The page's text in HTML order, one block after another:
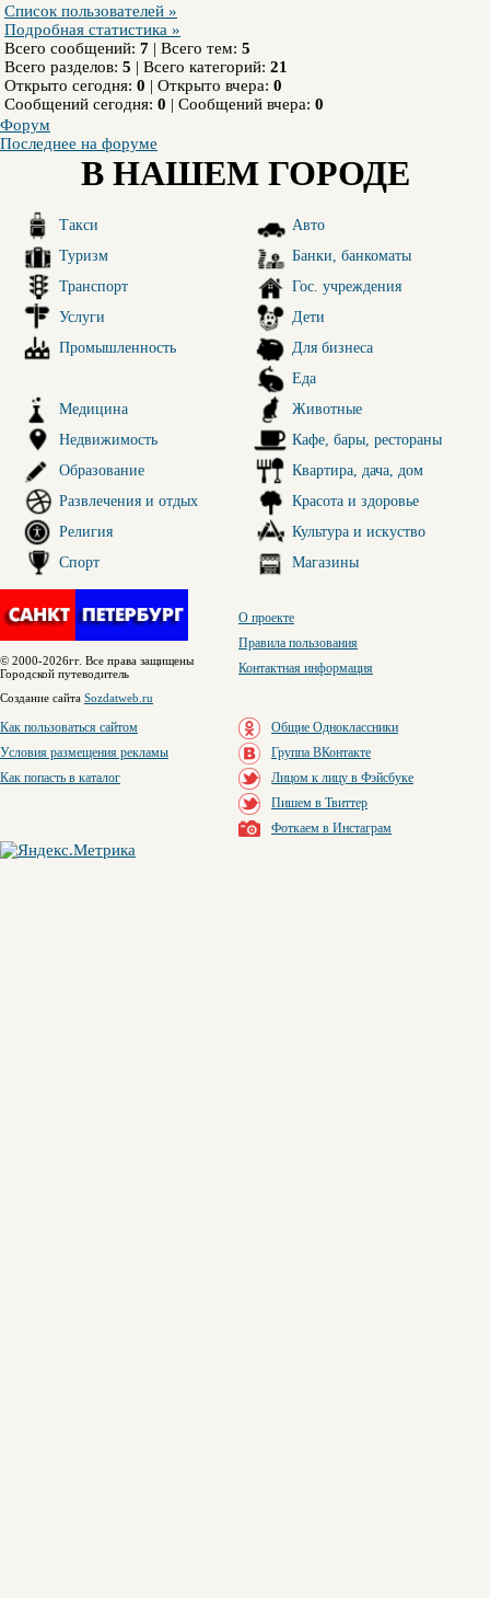
Список пользователей »
Подробная статистика »
Всего сообщений: 7 | Всего тем: 5
Всего разделов: 5 | Всего категорий: 21
Открыто сегодня: 0 | Открыто вчера: 0
Сообщений сегодня: 0 | Сообщений вчера: 0
Форум
Последнее на форуме
В НАШЕМ ГОРОДЕ
Такси
Туризм
Транспорт
Услуги
Промышленность
Авто
Банки, банкоматы
Гос. учреждения
Дети
Для бизнеса
Еда
Медицина
Недвижимость
Образование
Развлечения и отдых
Религия
Спорт
Животные
Кафе, бары, рестораны
Квартира, дача, дом
Красота и здоровье
Культура и искуство
Магазины
© 2000-2026гг. Все права защищены
Городской путеводитель
Создание сайта Sozdatweb.ru
О проекте
Правила пользования
Контактная информация
Как пользоваться сайтом
Условия размещения рекламы
Как попасть в каталог
Общие Одноклассники
Группа ВКонтакте
Лицом к лицу в Фэйсбуке
Пишем в Твиттер
Фоткаем в Инстаграм